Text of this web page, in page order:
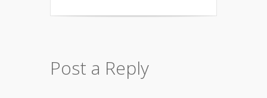
Post a Reply